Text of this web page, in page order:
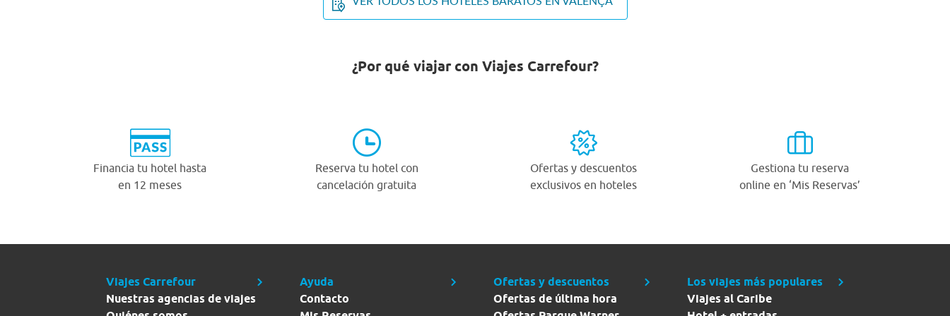
¿Por qué viajar con Viajes Carrefour?
Financia tu hotel hasta
en 12 meses
Reserva tu hotel con
cancelación gratuita
Ofertas y descuentos
exclusivos en hoteles
Gestiona tu reserva
online en ‘Mis Reservas’
Viajes Carrefour
Nuestras agencias de viajes
Ayuda
Contacto
Ofertas y descuentos
Ofertas de última hora
Los viajes más populares
Viajes al Caribe